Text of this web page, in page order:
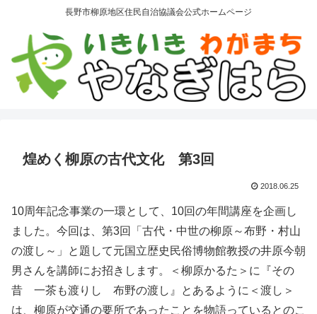
長野市柳原地区住民自治協議会公式ホームページ
煌めく柳原の古代文化 第3回
2018.06.25
10周年記念事業の一環として、10回の年間講座を企画し
ました。今回は、第3回「古代・中世の柳原～布野・村山
の渡し～」と題して元国立歴史民俗博物館教授の井原今朝
男さんを講師にお招きします。＜柳原かるた＞に『その
昔 一茶も渡りし 布野の渡し』とあるように＜渡し＞
は、柳原が交通の要所であったことを物語っているとのこ